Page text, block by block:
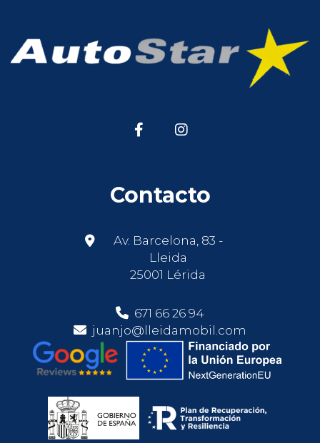
Contacto
Av. Barcelona, 83 -
Lleida
25001 Lérida
671 66 26 94
juanjo@lleidamobil.com